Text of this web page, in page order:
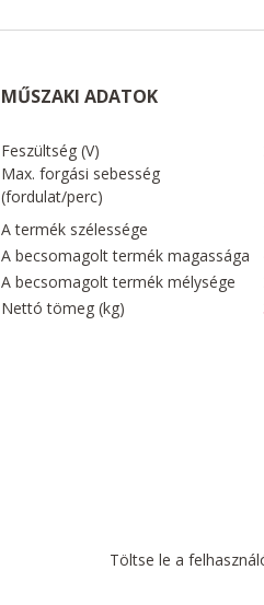
MŰSZAKI ADATOK
Feszültség (V)
Max. forgási sebesség
(fordulat/perc)
A termék szélessége
A becsomagolt termék magassága
A becsomagolt termék mélysége
Nettó tömeg (kg)
Töltse le a